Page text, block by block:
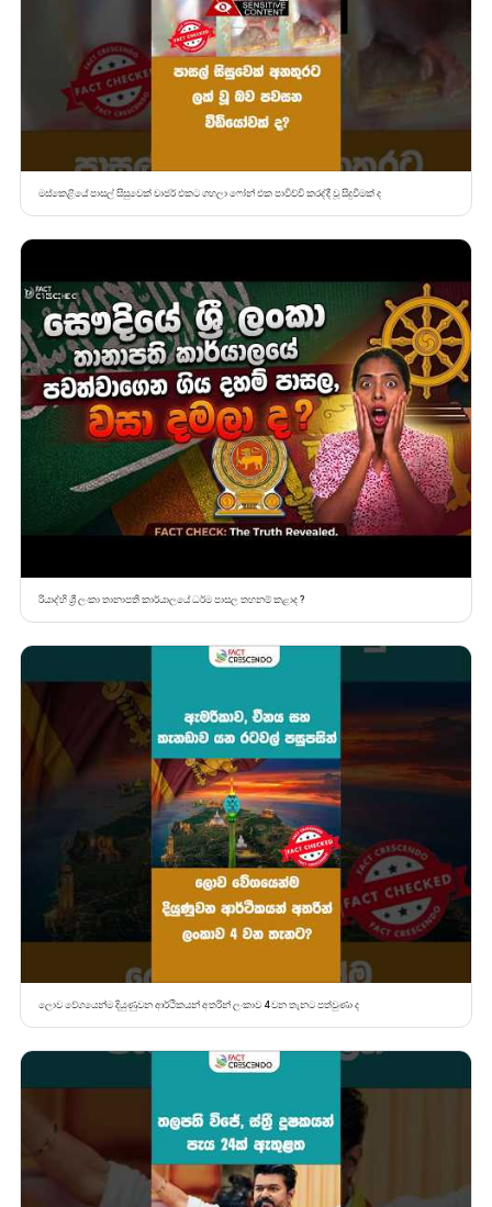
මස්කෙළියේ පාසල් සිසුවෙක් චාජර් එකට ගහලා ෆෝන් එක පාවිච්චි කරද්දී වූ සිදුවීමක් ද
රියාද්හි ශ්‍රී ලංකා තානාපති කාර්යාලයේ ධර්ම පාසල තහනම් කළාද ?
ලොව වේගයෙන්ම දියුණුවන ආර්ථිකයන් අතරින් ලංකාව 4 වන තැනට පත්වුණා ද